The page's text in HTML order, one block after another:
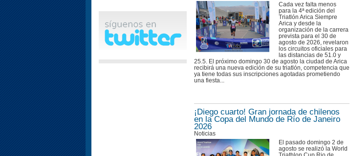
Cada vez falta menos
para la 4ª edición del
Triatlón Arica Siempre
Arica y desde la
organización de la carrera
prevista para el 30 de
agosto de 2026, revelaron
los circuitos oficiales para
las distancias de 51.0 y
25.5. El próximo domingo 30 de agosto la ciudad de Arica
recibirá una nueva edición de su triatlón, competencia que
ya tiene todas sus inscripciones agotadas prometiendo
una fiesta...
¡Diego cuarto! Gran jornada de chilenos
en la Copa del Mundo de Río de Janeiro
2026
Noticias
El pasado domingo 2 de
agosto se realizó la World